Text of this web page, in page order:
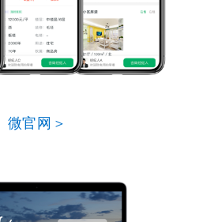
微官网＞